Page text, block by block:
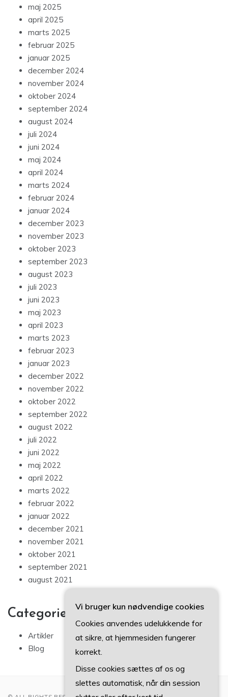
maj 2025
april 2025
marts 2025
februar 2025
januar 2025
december 2024
november 2024
oktober 2024
september 2024
august 2024
juli 2024
juni 2024
maj 2024
april 2024
marts 2024
februar 2024
januar 2024
december 2023
november 2023
oktober 2023
september 2023
august 2023
juli 2023
juni 2023
maj 2023
april 2023
marts 2023
februar 2023
januar 2023
december 2022
november 2022
oktober 2022
september 2022
august 2022
juli 2022
juni 2022
maj 2022
april 2022
marts 2022
februar 2022
januar 2022
december 2021
november 2021
oktober 2021
september 2021
august 2021
Categories
Artikler
Blog
Vi bruger kun nødvendige cookies
Cookies anvendes udelukkende for
at sikre, at hjemmesiden fungerer
korrekt.
Disse cookies sættes af os og
slettes automatisk, når din session